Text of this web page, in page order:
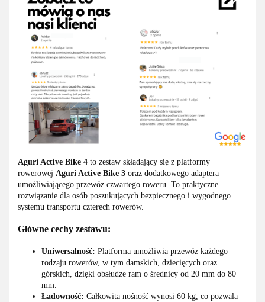
Aguri Active Bike 4 to zestaw składający się z platformy
rowerowej Aguri Active Bike 3 oraz dodatkowego adaptera
umożliwiającego przewóz czwartego roweru. To praktyczne
rozwiązanie dla osób poszukujących bezpiecznego i wygodnego
systemu transportu czterech rowerów.
Główne cechy zestawu:
Uniwersalność: Platforma umożliwia przewóz każdego
rodzaju rowerów, w tym damskich, dziecięcych oraz
górskich, dzięki obsłudze ram o średnicy od 20 mm do 80
mm.
Ładowność: Całkowita nośność wynosi 60 kg, co pozwala